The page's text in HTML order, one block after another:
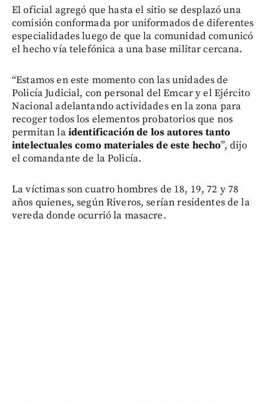
El oficial agregó que hasta el sitio se desplazó una
comisión conformada por uniformados de diferentes
especialidades luego de que la comunidad comunicó
el hecho vía telefónica a una base militar cercana.
“Estamos en este momento con las unidades de
Policía Judicial, con personal del Emcar y el Ejército
Nacional adelantando actividades en la zona para
recoger todos los elementos probatorios que nos
permitan laidentificación de los autores tanto
intelectuales como materiales de este hecho”, dijo
el comandante de la Policía.
La víctimas son cuatro hombres de 18, 19, 72 y 78
años quienes, según Riveros, serían residentes de la
vereda donde ocurrió la masacre.